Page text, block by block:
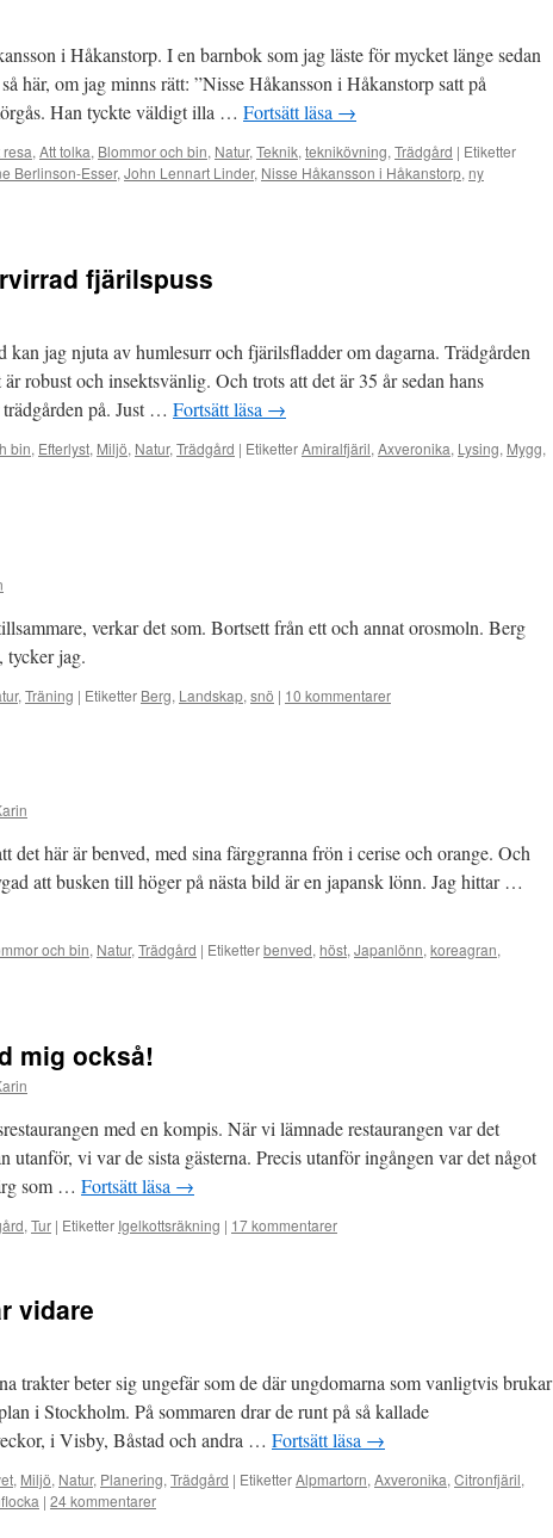
i Håkanstorp. I en barnbok som jag läste för mycket länge sedan
här, om jag minns rätt: ”Nisse Håkansson i Håkanstorp satt på
Han tyckte väldigt illa … Fortsätt läsa →
resa, Att tolka, Blommor och bin, Natur, Teknik, teknikövning, Trädgård | Etiketter
Berlinson-Esser, John Lennart Linder, Nisse Håkansson i Håkanstorp, ny
fjärilspuss
jag njuta av humlesurr och fjärilsfladder om dagarna. Trädgården
robust och insektsvänlig. Och trots att det är 35 år sedan hans
på. Just … Fortsätt läsa →
bin, Efterlyst, Miljö, Natur, Trädgård | EtiketterAmiralfjäril, Axveronika, Lysing, Mygg,
verkar det som. Bortsett från ett och annat orosmoln. Berg
tycker jag.
, Träning | Etiketter Berg, Landskap, snö | 10 kommentarer
det här är benved, med sina färggranna frön i cerise och orange. Och
att busken till höger på nästa bild är en japansk lönn. Jag hittar …
och bin, Natur, Trädgård | Etiketterbenved, höst, Japanlönn, koreagran,
mig också!
med en kompis. När vi lämnade restaurangen var det
utanför, vi var de sista gästerna. Precis utanför ingången var det något
som … Fortsätt läsa →
, Tur | Etiketter Igelkottsräkning | 17 kommentarer
vidare
trakter beter sig ungefär som de där ungdomarna som vanligtvis brukar
i Stockholm. På sommaren drar de runt på så kallade
i Visby, Båstad och andra … Fortsätt läsa →
, Miljö, Natur, Planering, Trädgård | EtiketterAlpmartorn, Axveronika, Citronfjäril,
| 24 kommentarer